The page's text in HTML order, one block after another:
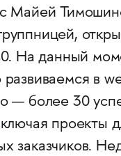
Майей
На данный
в
— более 30
проекты
заказчиков.